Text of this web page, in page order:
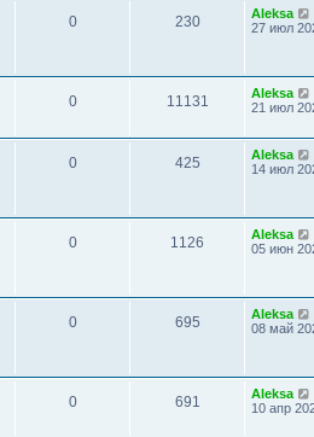
0 230
Aleksa
27 июл
0 11131
Aleksa
21 июл
0 425
Aleksa
14 июл
0 1126
Aleksa
05 июн
0 695
Aleksa
08 май
0 691
Aleksa
10 апр